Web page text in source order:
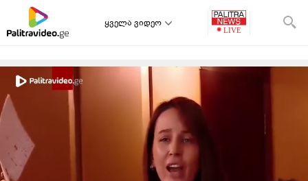
ყველა ვიდეო